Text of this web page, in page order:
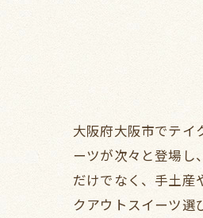
大阪府大阪市でテイ
ーツが次々と登場し
だけでなく、手土産
クアウトスイーツ選